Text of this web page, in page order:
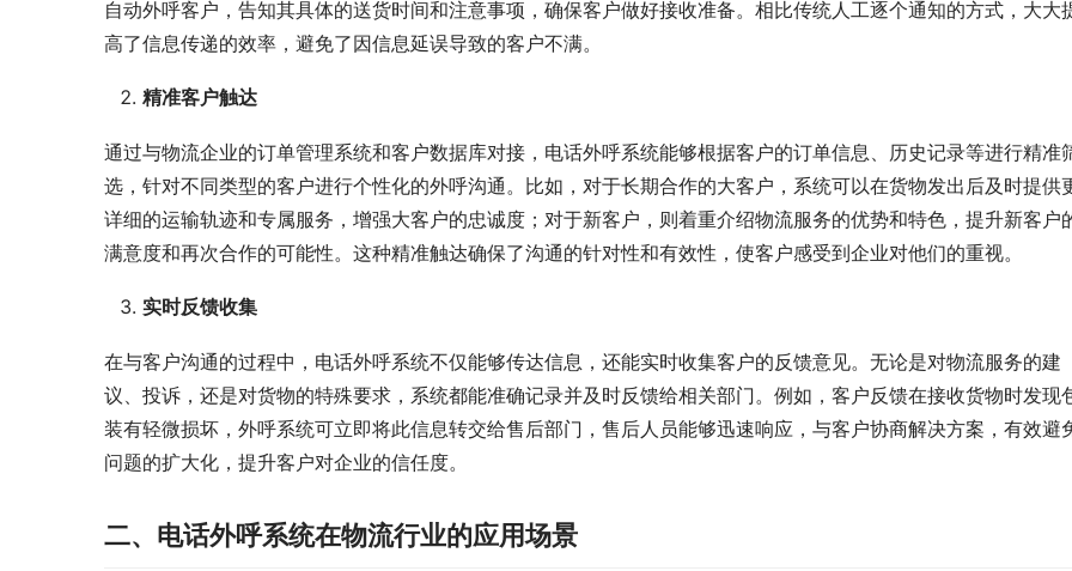
自动外呼客户，告知其具体的送货时间和注意事项，确保客户做好接收准备。相比传统人工逐个通知的方式，大大
高了信息传递的效率，避免了因信息延误导致的客户不满。
精准客户触达
通过与物流企业的订单管理系统和客户数据库对接，电话外呼系统能够根据客户的订单信息、历史记录等进行精准
选，针对不同类型的客户进行个性化的外呼沟通。比如，对于长期合作的大客户，系统可以在货物发出后及时提供
详细的运输轨迹和专属服务，增强大客户的忠诚度；对于新客户，则着重介绍物流服务的优势和特色，提升新客户
满意度和再次合作的可能性。这种精准触达确保了沟通的针对性和有效性，使客户感受到企业对他们的重视。
实时反馈收集
在与客户沟通的过程中，电话外呼系统不仅能够传达信息，还能实时收集客户的反馈意见。无论是对物流服务的建
议、投诉，还是对货物的特殊要求，系统都能准确记录并及时反馈给相关部门。例如，客户反馈在接收货物时发现
装有轻微损坏，外呼系统可立即将此信息转交给售后部门，售后人员能够迅速响应，与客户协商解决方案，有效避
问题的扩大化，提升客户对企业的信任度。
二、电话外呼系统在物流行业的应用场景